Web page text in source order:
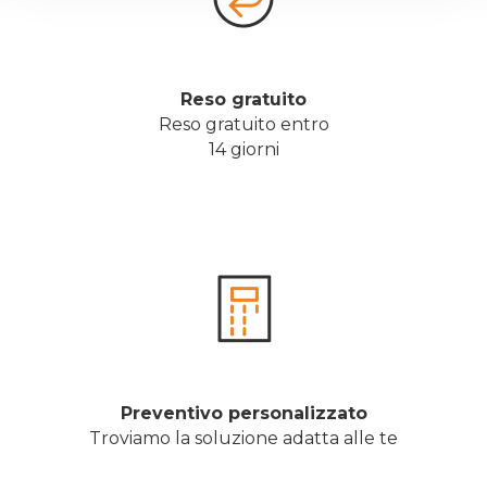
Reso gratuito
Reso gratuito entro
14 giorni
Preventivo personalizzato
Troviamo la soluzione adatta alle te